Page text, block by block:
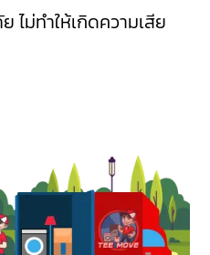
ไม่ทำให้เกิดความเสีย